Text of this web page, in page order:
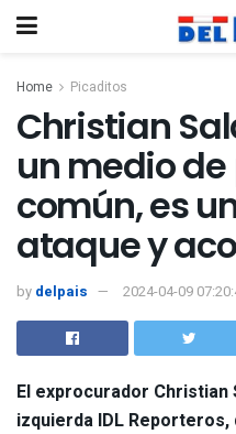
Home Picaditos
Christian
un medio
común, es
ataque y
by delpais 2024-04-09
El exprocurador Christian
izquierda IDL